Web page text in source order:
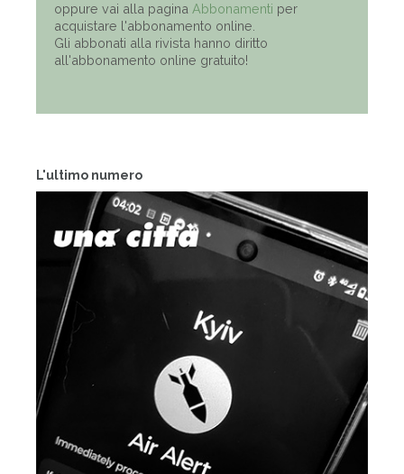
L'ultimo numero
oppure vai alla pagina Abbonamenti per
acquistare l'abbonamento online.
Gli abbonati alla rivista hanno diritto
all'abbonamento online gratuito!